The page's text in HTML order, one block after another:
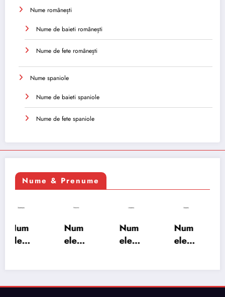
Nume românești
Nume de baieti românești
Nume de fete românești
Nume spaniole
Nume de baieti spaniole
Nume de fete spaniole
Nume & Prenume
Num
ele
semn
Num
ele
semn
Num
ele
semn
Num
ele
ificați